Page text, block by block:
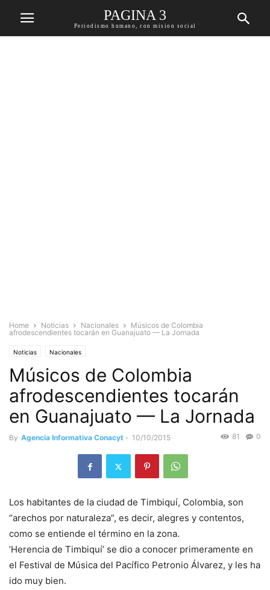
PAGINA 3
Periodismo humano, con mision social
Home Noticias Nacionales
Músicos de Colombia
afrodescendientes tocarán en Guanajuato — La Jornada
Noticias Nacionales
Músicos de Colombia
afrodescendientes tocarán
en Guanajuato — La Jornada
By Agencia Informativa Conacyt - 10/10/2015 0
81
Los habitantes de la ciudad de Timbiquí, Colombia, son
“arechos por naturaleza”, es decir, alegres y contentos,
como se entiende el término en la zona.
‘Herencia de Timbiquí’ se dio a conocer primeramente en
el Festival de Música del Pacífico Petronio Álvarez, y les ha
ido muy bien.